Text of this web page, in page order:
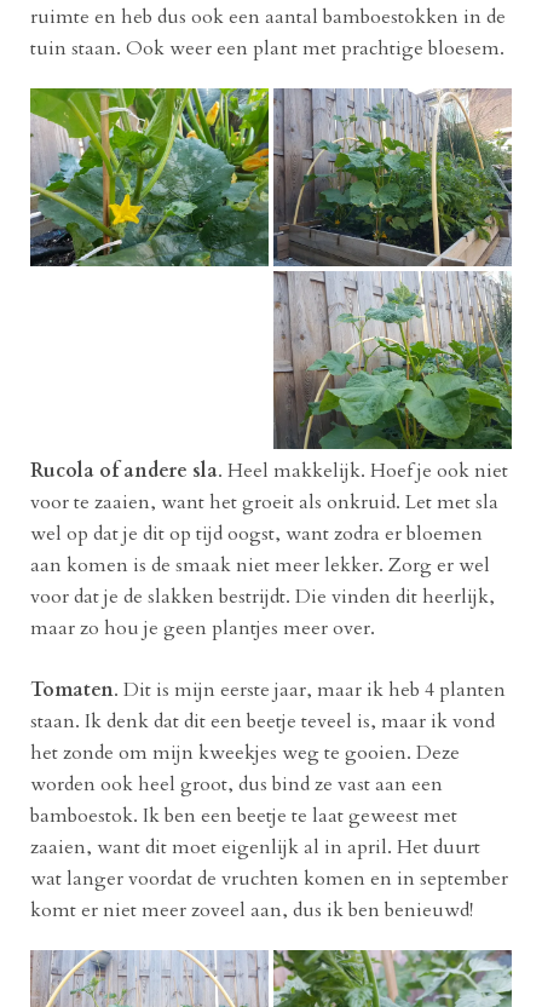
ruimte en heb dus ook een aantal bamboestokken in de
tuin staan. Ook weer een plant met prachtige bloesem.
Rucola of andere sla. Heel makkelijk. Hoef je ook niet
voor te zaaien, want het groeit als onkruid. Let met sla
wel op dat je dit op tijd oogst, want zodra er bloemen
aan komen is de smaak niet meer lekker. Zorg er wel
voor dat je de slakken bestrijdt. Die vinden dit heerlijk,
maar zo hou je geen plantjes meer over.
Tomaten. Dit is mijn eerste jaar, maar ik heb 4 planten
staan. Ik denk dat dit een beetje teveel is, maar ik vond
het zonde om mijn kweekjes weg te gooien. Deze
worden ook heel groot, dus bind ze vast aan een
bamboestok. Ik ben een beetje te laat geweest met
zaaien, want dit moet eigenlijk al in april. Het duurt
wat langer voordat de vruchten komen en in september
komt er niet meer zoveel aan, dus ik ben benieuwd!